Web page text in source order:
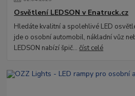
Osvětlení LEDSON v Enatruck.cz
Hledáte kvalitní a spolehlivé LED
jde o osobní automobil, nákladní vůz
LEDSON nabízí špič...číst celé